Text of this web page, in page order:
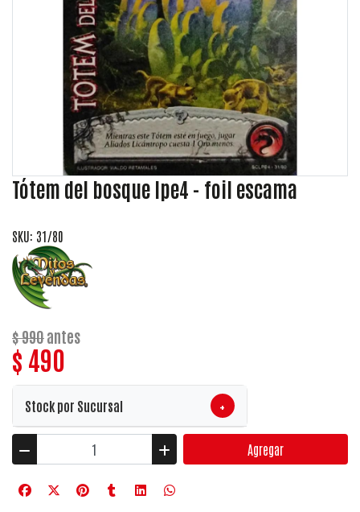
Tótem del bosque lpe4 - foil escama
SKU: 31/80
$ 990antes
$ 490
Stock por Sucursal +
Agregar